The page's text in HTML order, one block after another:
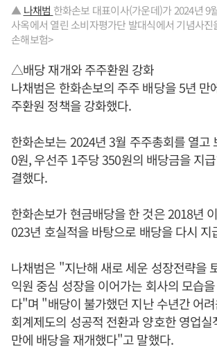
▲ 나채범 한화손보 대표이사(가운데)가 2024년 9
사옥에서 열린 소비자평가단 발대식에서 기념사진
손해보험>
△배당 재개와 주주환원 강화
나채범은 한화손보의 주주 배당을 5년 만
주환원 정책을 강화했다.
한화손보는 2024년 3월 주주총회를 열고
0원, 우선주 1주당 350원의 배당금을 지
결했다.
한화손보가 현금배당을 한 것은 2018년
023년 호실적을 바탕으로 배당을 다시 지
나채범은 "지난해 새로 세운 성장전략을
익원 중심 성장을 이어가는 회사의 모습
다"며 "배당이 불가했던 지난 수년간 어
회계제도의 성공적 전환과 양호한 영업실
만에 배당을 재개했다"고 말했다.